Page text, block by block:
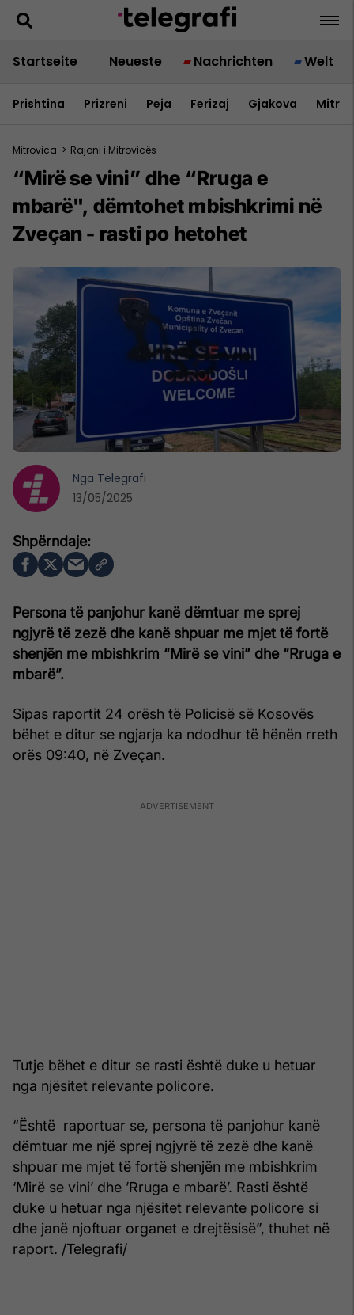
Startseite Neueste Nachrichten Welt
Prishtina Prizreni Peja Ferizaj Gjakova
Mitrovica > Rajoni i Mitrovicës
“Mirë se vini” dhe “Rruga e
mbarë", dëmtohet mbishkrimi në
Zveçan - rasti po hetohet
Persona të panjohur kanë dëmtuar me sprej
ngjyrë të zezë dhe kanë shpuar me mjet të fortë
shenjën me mbishkrim “Mirë se vini” dhe “Rruga e
mbarë”.
Sipas raportit 24 orësh të Policisë së Kosovës
bëhet e ditur se ngjarja ka ndodhur të hënën rreth
orës 09:40, në Zveçan.
Tutje bëhet e ditur se rasti është duke u hetuar
nga njësitet relevante policore.
“Është raportuar se, persona të panjohur kanë
dëmtuar me një sprej ngjyrë të zezë dhe kanë
shpuar me mjet të fortë shenjën me mbishkrim
‘Mirë se vini’ dhe ’Rruga e mbarë’. Rasti është
duke u hetuar nga njësitet relevante policore si
dhe janë njoftuar organet e drejtësisë”, thuhet në
raport. /Telegrafi/
Nga Telegrafi
13/05/2025